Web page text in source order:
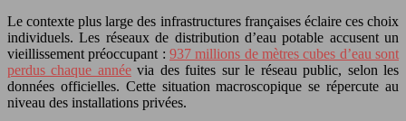
Le contexte plus large des infrastructures françaises éclaire ces choix
individuels. Les réseaux de distribution d’eau potable accusent un
vieillissement préoccupant : 937 millions de mètres cubes d’eau sont
perdus chaque annéevia des fuites sur le réseau public, selon les
données officielles. Cette situation macroscopique se répercute au
niveau des installations privées.